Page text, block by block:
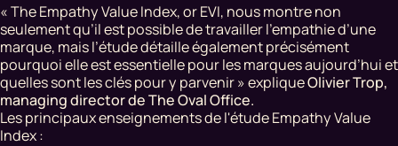
« The Empathy Value Index, or EVI, nous montre non
seulement qu’il est possible de travailler l’empathie d’une
marque, mais l’étude détaille également précisément
pourquoi elle est essentielle pour les marques aujourd’hui et
quelles sont les clés pour y parvenir » expliqueOlivier Trop,
managing director de The Oval Office.
Les principaux enseignements de l'étude Empathy Value
Index :